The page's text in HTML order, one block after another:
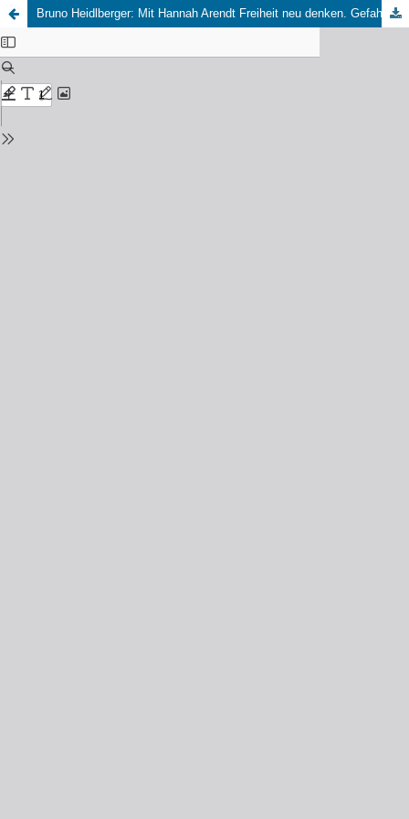
Bruno Heidlberger: Mit Hannah Arendt Freiheit neu denken. Gefahren der Selbstzerstörung von Demokratien, Transcript 2023, 282 S., 31,99 EUR (Martin Baesler)